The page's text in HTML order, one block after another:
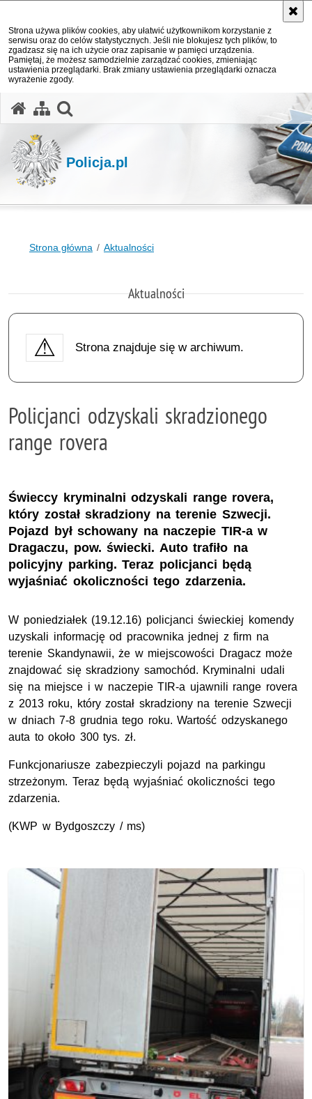
Strona używa plików cookies, aby ułatwić użytkownikom korzystanie z
serwisu oraz do celów statystycznych. Jeśli nie blokujesz tych plików, to
zgadzasz się na ich użycie oraz zapisanie w pamięci urządzenia.
Pamiętaj, że możesz samodzielnie zarządzać cookies, zmieniając
ustawienia przeglądarki. Brak zmiany ustawienia przeglądarki oznacza
wyrażenie zgody.
Policja.pl
Strona główna Aktualności
Aktualności
Strona znajduje się w archiwum.
Policjanci odzyskali skradzionego
range rovera
Świeccy kryminalni odzyskali range rovera,
który został skradziony na terenie Szwecji.
Pojazd był schowany na naczepie TIR-a w
Dragaczu, pow. świecki. Auto trafiło na
policyjny parking. Teraz policjanci będą
wyjaśniać okoliczności tego zdarzenia.
W poniedziałek (19.12.16) policjanci świeckiej komendy
uzyskali informację od pracownika jednej z firm na
terenie Skandynawii, że w miejscowości Dragacz może
znajdować się skradziony samochód. Kryminalni udali
się na miejsce i w naczepie TIR-a ujawnili range rovera
z 2013 roku, który został skradziony na terenie Szwecji
w dniach 7-8 grudnia tego roku. Wartość odzyskanego
auta to około 300 tys. zł.
Funkcjonariusze zabezpieczyli pojazd na parkingu
strzeżonym. Teraz będą wyjaśniać okoliczności tego
zdarzenia.
(KWP w Bydgoszczy / ms)